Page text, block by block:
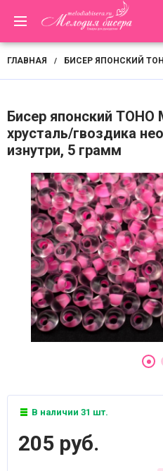
ГЛАВНАЯ / БИСЕР ЯПОНСКИЙ
Бисер японский
хрусталь/гвоздика
изнутри, 5 грамм
В наличии 31 шт.
205 руб.